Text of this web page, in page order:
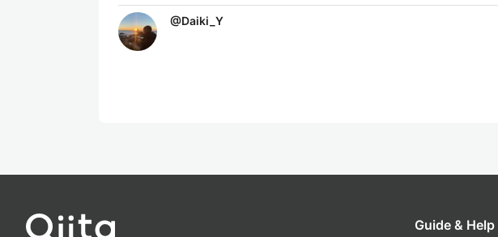
@Daiki_Y
Guide & Help